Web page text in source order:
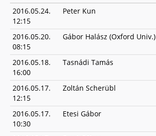
2016.05.24.
12:15
Peter Kun
2016.05.20.
08:15
Gábor Halász (Oxford Univ.)
2016.05.18.
16:00
Tasnádi Tamás
2016.05.17.
12:15
Zoltán Scherübl
2016.05.17.
10:30
Etesi Gábor